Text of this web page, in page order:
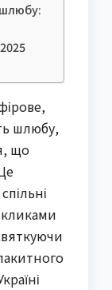
шлюбу:
шлюбу,
що